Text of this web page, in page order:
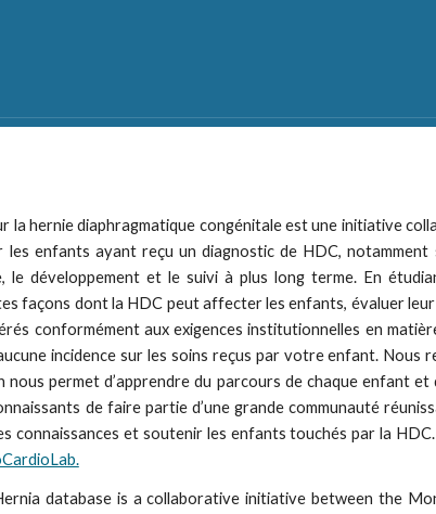
la hernie diaphragmatique congénitale est une initiative
les enfants ayant reçu un diagnostic de HDC,
développement et le suivi à plus long terme. En
façons dont la HDC peut affecter les enfants, évaluer
conformément aux exigences institutionnelles en
incidence sur les soins reçus par votre enfant.
permet d’apprendre du parcours de chaque enfant
de faire partie d’une grande communauté
connaissances et soutenir les enfants touchés par la
database is a collaborative initiative between the